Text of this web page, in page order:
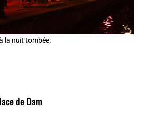
la nuit tombée.
de Dam